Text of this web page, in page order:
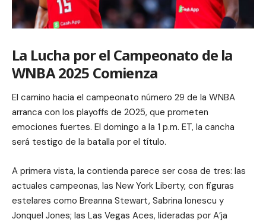
La Lucha por el Campeonato de la
WNBA 2025 Comienza
El camino hacia el campeonato número 29 de la WNBA
arranca con los playoffs de 2025, que prometen
emociones fuertes. El domingo a la 1 p.m. ET, la cancha
será testigo de la batalla por el título.
A primera vista, la contienda parece ser cosa de tres: las
actuales campeonas, las New York Liberty, con figuras
estelares como Breanna Stewart, Sabrina Ionescu y
Jonquel Jones; las Las Vegas Aces, lideradas por A’ja